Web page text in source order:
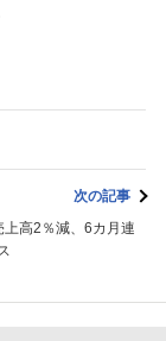
次の記事
上高2％減、6カ月連